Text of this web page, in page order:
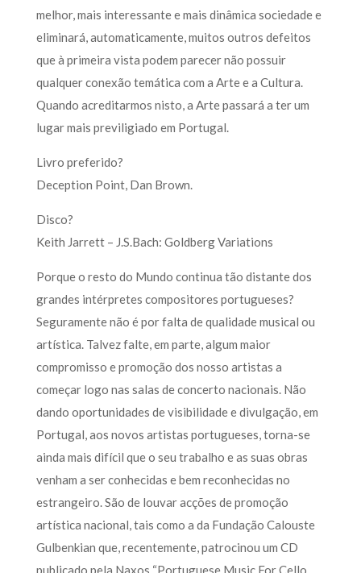
melhor, mais interessante e mais dinâmica sociedade e
eliminará, automaticamente, muitos outros defeitos
que à primeira vista podem parecer não possuir
qualquer conexão temática com a Arte e a Cultura.
Quando acreditarmos nisto, a Arte passará a ter um
lugar mais previligiado em Portugal.
Livro preferido?
Deception Point, Dan Brown.
Disco?
Keith Jarrett – J.S.Bach: Goldberg Variations
Porque o resto do Mundo continua tão distante dos
grandes intérpretes compositores portugueses?
Seguramente não é por falta de qualidade musical ou
artística. Talvez falte, em parte, algum maior
compromisso e promoção dos nosso artistas a
começar logo nas salas de concerto nacionais. Não
dando oportunidades de visibilidade e divulgação, em
Portugal, aos novos artistas portugueses, torna-se
ainda mais difícil que o seu trabalho e as suas obras
venham a ser conhecidas e bem reconhecidas no
estrangeiro. São de louvar acções de promoção
artística nacional, tais como a da Fundação Calouste
Gulbenkian que, recentemente, patrocinou um CD
publicado pela Naxos “Portuguese Music For Cello